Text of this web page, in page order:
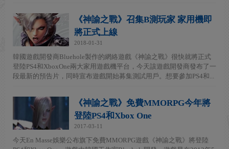
《神諭之戰》召集B測玩家 家用機即
將正式上線
2018-01-31
韓國遊戲開發商Bluehole製作的網絡遊戲《神諭之戰》很快就將正式
登陸PS4和XboxOne兩大家用遊戲機平台，今天該遊戲開發商發布了一
段最新的預告片，同時宣布遊戲開始募集測試用戶。想要參加PS4和...
《神諭之戰》免費MMORPG今年將
登陸PS4和Xbox One
2017-03-11
今天En Masse娛樂公布旗下免費MMORPG遊戲《神諭之戰》將登陸